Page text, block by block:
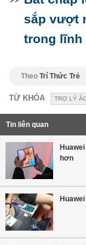
sắp vượt
trong lĩnh
Theo Trí Thức Trẻ
TỪ KHÓA TRỢ LÝ
Tin liên quan
hơn